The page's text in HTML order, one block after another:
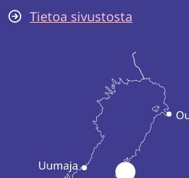
Tietoa sivustosta